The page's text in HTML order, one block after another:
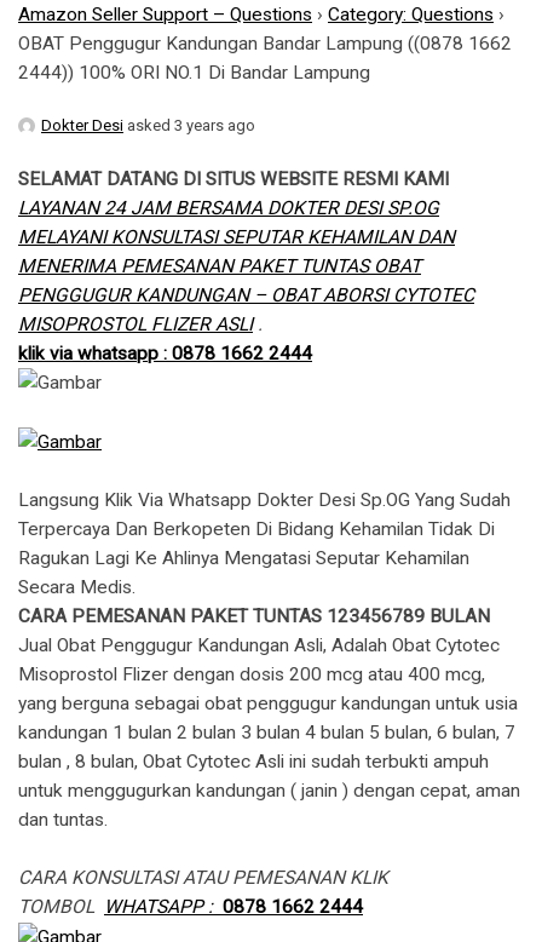
Amazon Seller Support – Questions › Category: Questions ›
OBAT Penggugur Kandungan Bandar Lampung ((0878 1662
2444)) 100% ORI NO.1 Di Bandar Lampung
Dokter Desi asked 3 years ago
SELAMAT DATANG DI SITUS WEBSITE RESMI KAMI
LAYANAN 24 JAM BERSAMA DOKTER DESI SP.OG
MELAYANI KONSULTASI SEPUTAR KEHAMILAN DAN
MENERIMA PEMESANAN PAKET TUNTAS OBAT
PENGGUGUR KANDUNGAN – OBAT ABORSI CYTOTEC
MISOPROSTOL FLIZER ASLI.
klik via whatsapp : 0878 1662 2444
Langsung Klik Via Whatsapp Dokter Desi Sp.OG Yang Sudah
Terpercaya Dan Berkopeten Di Bidang Kehamilan Tidak Di
Ragukan Lagi Ke Ahlinya Mengatasi Seputar Kehamilan
Secara Medis.
CARA PEMESANAN PAKET TUNTAS 123456789 BULAN
Jual Obat Penggugur Kandungan Asli, Adalah Obat Cytotec
Misoprostol Flizer dengan dosis 200 mcg atau 400 mcg,
yang berguna sebagai obat penggugur kandungan untuk usia
kandungan 1 bulan 2 bulan 3 bulan 4 bulan 5 bulan, 6 bulan, 7
bulan , 8 bulan, Obat Cytotec Asli ini sudah terbukti ampuh
untuk menggugurkan kandungan ( janin ) dengan cepat, aman
dan tuntas.
CARA KONSULTASI ATAU PEMESANAN KLIK
TOMBOL
WHATSAPP : 0878 1662 2444